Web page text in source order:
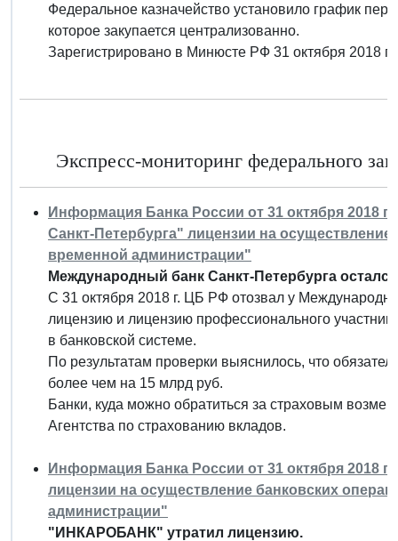
Федеральное казначейство установило график
которое закупается централизованно.
Зарегистрировано в Минюсте РФ 31 октября 2018
Экспресс-мониторинг федерального
Информация Банка России от 31 октября 2018
Санкт-Петербурга" лицензии на
временной администрации"
Международный банк Санкт-Петербурга
С 31 октября 2018 г. ЦБ РФ отозвал у
лицензию и лицензию профессионального
в банковской системе.
По результатам проверки выяснилось, что
более чем на 15 млрд руб.
Банки, куда можно обратиться за страховым
Агентства по страхованию вкладов.
Информация Банка России от 31 октября 2018
лицензии на осуществление банковских
администрации"
"ИНКАРОБАНК" утратил лицензию.